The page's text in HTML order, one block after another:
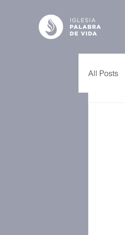
All Posts